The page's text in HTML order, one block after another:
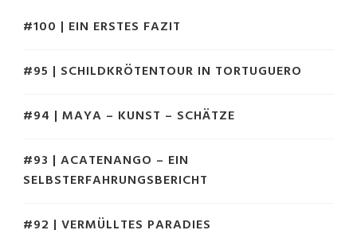
#100 | EIN ERSTES FAZIT
#95 | SCHILDKRÖTENTOUR IN TORTUGUERO
#94 | MAYA – KUNST – SCHÄTZE
#93 | ACATENANGO – EIN
SELBSTERFAHRUNGSBERICHT
#92 | VERMÜLLTES PARADIES